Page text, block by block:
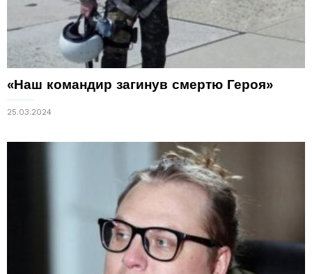
«Наш командир загинув смертю Героя»
25.03.2024